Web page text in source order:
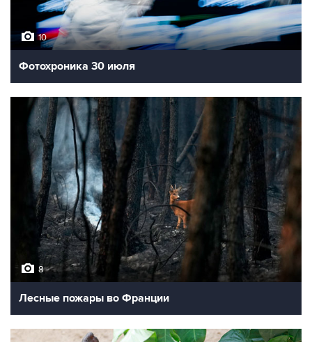
10
Фотохроника 30 июля
8
Лесные пожары во Франции